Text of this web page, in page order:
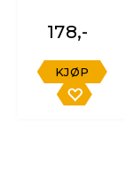
178,-
KJØP